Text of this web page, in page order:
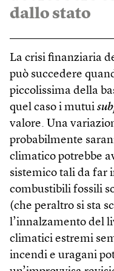
dallo stato
La crisi finanziaria
può succedere
piccolissima della
quel caso i mutui
valore. Una
probabilmente
climatico potrebbe
sistemico tali da far
combustibili fossili
(che peraltro si sta
l’innalzamento del
climatici estremi
incendi e uragani